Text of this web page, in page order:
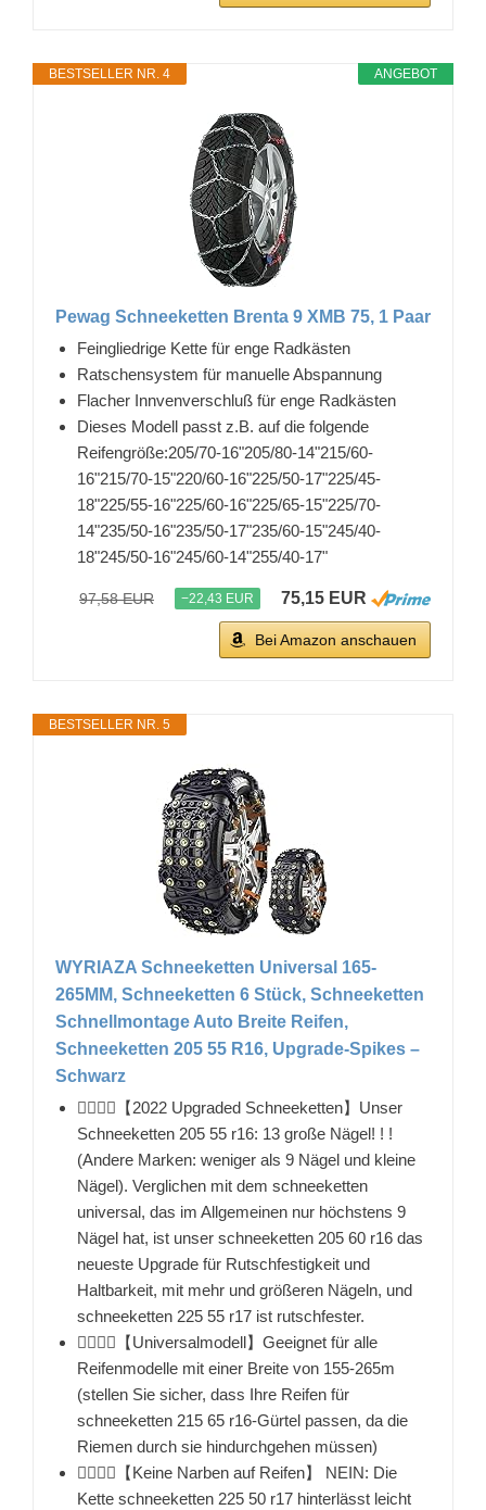
ANGEBOT
BESTSELLER NR. 4
Pewag Schneeketten Brenta 9 XMB 75, 1 Paar
Feingliedrige Kette für enge Radkästen
Ratschensystem für manuelle Abspannung
Flacher Innvenverschluß für enge Radkästen
Dieses Modell passt z.B. auf die folgende
Reifengröße:205/70-16"205/80-14"215/60-
16"215/70-15"220/60-16"225/50-17"225/45-
18"225/55-16"225/60-16"225/65-15"225/70-
14"235/50-16"235/50-17"235/60-15"245/40-
18"245/50-16"245/60-14"255/40-17"
97,58 EUR −22,43 EUR 75,15 EUR
Bei Amazon anschauen
BESTSELLER NR. 5
WYRIAZA Schneeketten Universal 165-
265MM, Schneeketten 6 Stück, Schneeketten
Schnellmontage Auto Breite Reifen,
Schneeketten 205 55 R16, Upgrade-Spikes –
Schwarz
👉🏻👉🏻【2022 Upgraded Schneeketten】Unser
Schneeketten 205 55 r16: 13 große Nägel! ! !
(Andere Marken: weniger als 9 Nägel und kleine
Nägel). Verglichen mit dem schneeketten
universal, das im Allgemeinen nur höchstens 9
Nägel hat, ist unser schneeketten 205 60 r16 das
neueste Upgrade für Rutschfestigkeit und
Haltbarkeit, mit mehr und größeren Nägeln, und
schneeketten 225 55 r17 ist rutschfester.
👉🏻👉🏻【Universalmodell】Geeignet für alle
Reifenmodelle mit einer Breite von 155-265m
(stellen Sie sicher, dass Ihre Reifen für
schneeketten 215 65 r16-Gürtel passen, da die
Riemen durch sie hindurchgehen müssen)
👉🏻👉🏻【Keine Narben auf Reifen】 NEIN: Die
Kette schneeketten 225 50 r17 hinterlässt leicht